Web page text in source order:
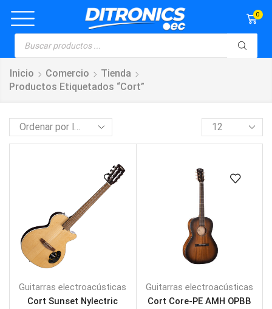
0
Inicio Comercio
Tienda
Productos Etiquetados “cort”
Guitarras electroacústicas
Cort Sunset Nylectric
Guitarras electroacústicas
Cort Core-PE AMH OPBB